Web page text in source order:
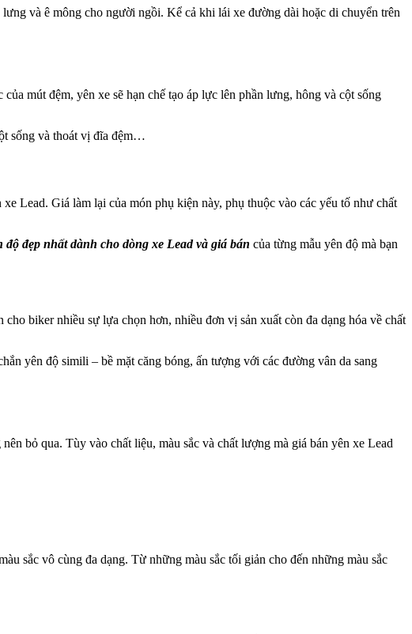
và ê mông cho người ngồi. Kể cả khi lái xe đường dài hoặc di chuyển trên
mút đệm, yên xe sẽ hạn chế tạo áp lực lên phần lưng, hông và cột sống
sống và thoát vị đĩa đệm…
Lead. Giá làm lại của món phụ kiện này, phụ thuộc vào các yếu tố như chất
độ đẹp nhất dành cho dòng xe Lead và giá bán của từng mẫu yên độ mà bạn
biker nhiều sự lựa chọn hơn, nhiều đơn vị sản xuất còn đa dạng hóa về chất
yên độ simili – bề mặt căng bóng, ấn tượng với các đường vân da sang
bỏ qua. Tùy vào chất liệu, màu sắc và chất lượng mà giá bán yên xe Lead
sắc vô cùng đa dạng. Từ những màu sắc tối giản cho đến những màu sắc